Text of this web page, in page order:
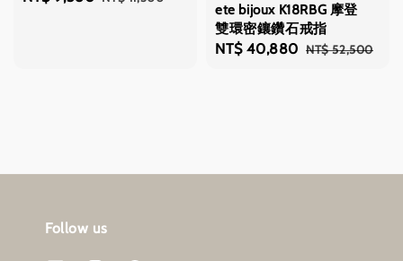
ete bijoux K18RBG 摩登
雙環密鑲鑽石戒指
Sale
NT$ 40,880 Regular
NT$ 52,500
Follow us